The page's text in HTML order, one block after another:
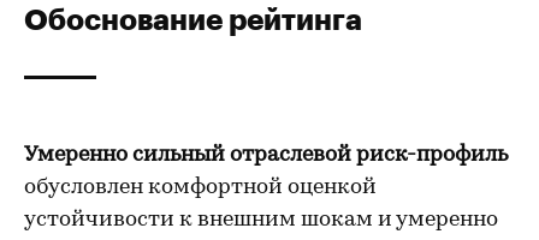
Обоснование рейтинга
Умеренно сильный отраслевой риск-профиль
обусловлен комфортной оценкой
устойчивости к внешним шокам и умеренно